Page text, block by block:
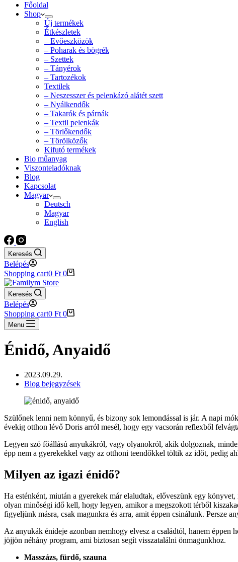
Főoldal
Shop
Új termékek
Étkészletek
– Evőeszközök
– Poharak és bögrék
– Szettek
– Tányérok
– Tartozékok
Textilek
– Neszesszer és pelenkázó alátét szett
– Nyálkendők
– Takarók és párnák
– Textil pelenkák
– Törlőkendők
– Törölközők
Kifutó termékek
Bio műanyag
Viszonteladóknak
Blog
Kapcsolat
Magyar
Deutsch
Magyar
English
Keresés
Belépés
Shopping cart0 Ft 0
Keresés
Belépés
Shopping cart0 Ft 0
Menu
Énidő, Anyaidő
2023.09.29.
Blog bejegyzések
Szülőnek lenni nem könnyű, és bizony sok lemondással is jár. A napi
évekig otthon lévő Doris arról mesél, hogy egy vacsorán reflexből
Legyen szó főállású anyukákról, vagy olyanokról, akik dolgoznak,
épp nem a gyerekekkel vagy az otthoni teendőkkel töltik az időt, pedig
Milyen az igazi énidő?
Ha esténként, miután a gyerekek már elaludtak, előveszünk egy
olyan minőségi idő kell, hogy legyen, amikor a megszokott térből
figyeljünk másra, csak magunkra és arra, amit éppen csinálunk. Persze
Az anyukák énideje azonban nemhogy elvesz a családtól, hanem éppen
jöjjön néhány program, ami biztosan segít visszatalálni önmagunkhoz.
Masszázs, fürdő, szauna